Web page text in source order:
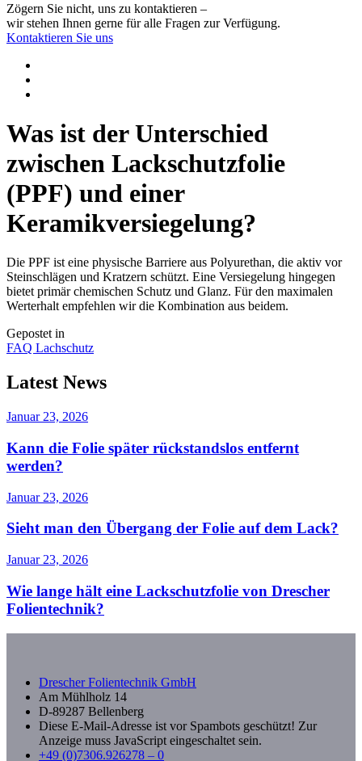
Zögern Sie nicht, uns zu kontaktieren –
wir stehen Ihnen gerne für alle Fragen zur Verfügung.
Kontaktieren Sie uns
Was ist der Unterschied
zwischen Lackschutzfolie
(PPF) und einer
Keramikversiegelung?
Die PPF ist eine physische Barriere aus Polyurethan, die aktiv vor
Steinschlägen und Kratzern schützt. Eine Versiegelung hingegen
bietet primär chemischen Schutz und Glanz. Für den maximalen
Werterhalt empfehlen wir die Kombination aus beidem.
Gepostet in
FAQ Lachschutz
Latest News
Januar 23, 2026
Kann die Folie später rückstandslos entfernt
werden?
Januar 23, 2026
Sieht man den Übergang der Folie auf dem Lack?
Januar 23, 2026
Wie lange hält eine Lackschutzfolie von Drescher
Folientechnik?
Drescher Folientechnik GmbH
Am Mühlholz 14
D-89287 Bellenberg
Diese E-Mail-Adresse ist vor Spambots geschützt! Zur
Anzeige muss JavaScript eingeschaltet sein.
+49 (0)7306.926278 – 0